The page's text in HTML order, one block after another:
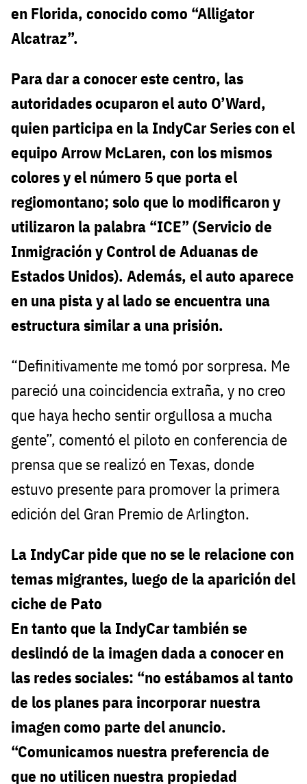
en Florida, conocido como “Alligator
Alcatraz”.
Para dar a conocer este centro, las
autoridades ocuparon el auto O’Ward,
quien participa en la IndyCar Series con el
equipo Arrow McLaren, con los mismos
colores y el número 5 que porta el
regiomontano; solo que lo modificaron y
utilizaron la palabra “ICE” (Servicio de
Inmigración y Control de Aduanas de
Estados Unidos). Además, el auto aparece
en una pista y al lado se encuentra una
estructura similar a una prisión.
“Definitivamente me tomó por sorpresa. Me
pareció una coincidencia extraña, y no creo
que haya hecho sentir orgullosa a mucha
gente”, comentó el piloto en conferencia de
prensa que se realizó en Texas, donde
estuvo presente para promover la primera
edición del Gran Premio de Arlington.
La IndyCar pide que no se le relacione con
temas migrantes, luego de la aparición del
ciche de Pato
En tanto que la IndyCar también se
deslindó de la imagen dada a conocer en
las redes sociales: “no estábamos al tanto
de los planes para incorporar nuestra
imagen como parte del anuncio.
“Comunicamos nuestra preferencia de
que no utilicen nuestra propiedad